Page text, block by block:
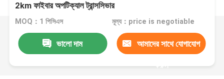
2km ফাইবার অপটিক্যাল ট্রান্সসিভার
MOQ：1 পিসিএস মূল্য：price is negotiable
ভালো দাম আমাদের সাথে যোগাযোগ
করুন